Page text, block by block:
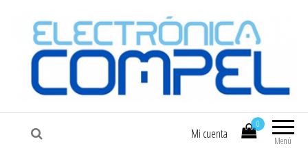
COMPEL Electrónica COMPEL
Menú
0
Mi cuenta